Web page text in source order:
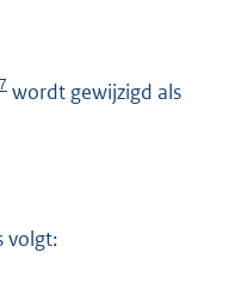
7 wordt gewijzigd als
volgt: